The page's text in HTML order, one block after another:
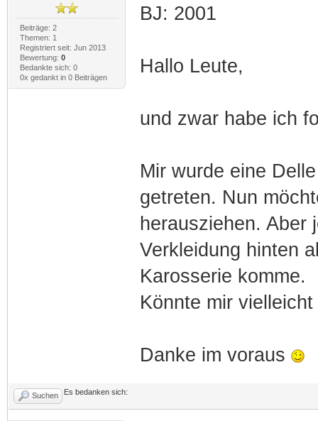
Beiträge: 2
Themen: 1
Registriert seit: Jun 2013
Bewertung: 0
Bedankte sich: 0
0x gedankt in 0 Beiträgen
BJ: 2001
Hallo Leute,
und zwar habe ich
Mir wurde eine
getreten. Nun
herausziehen.
Verkleidung hinten
Karosserie komme.
Könnte mir
Danke im voraus
Suchen Es bedanken sich: